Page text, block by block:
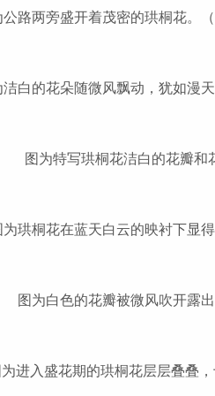
公路两旁盛开着茂密的珙桐花。
洁白的花朵随微风飘动，犹如漫
图为特写珙桐花洁白的花瓣和
为珙桐花在蓝天白云的映衬下显
图为白色的花瓣被微风吹开露
进入盛花期的珙桐花层层叠叠